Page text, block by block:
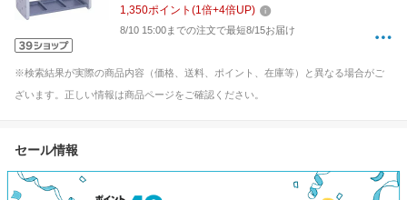
1,350ポイント (1倍+4倍UP)
8/10 15:00までの注文で最短8/15お届け
※検索結果が実際の商品内容（価格、送料、ポイント、在庫等）と異なる場合がご
ざいます。正しい情報は商品ページをご確認ください。
セール情報